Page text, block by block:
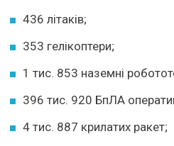
436 літаків;
353 гелікоптери;
1 тис. 853 наземні
396 тис. 920 БпЛА
4 тис. 887 крилатих ракет;